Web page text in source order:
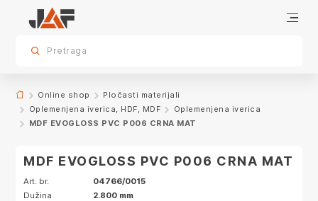
sr.skip-to.main-content
sr.skip-to.table-of-contents
sr.skip-to.main-navigation
Dodatna oprema
Specifikacije
Pretraga
Online shop
Pločasti materijali
Oplemenjena iverica, HDF, MDF
Oplemenjena iverica
MDF EVOGLOSS PVC P006 CRNA MAT
MDF EVOGLOSS PVC P006 CRNA MAT
Art. br.
04766/0015
Dužina
2.800 mm